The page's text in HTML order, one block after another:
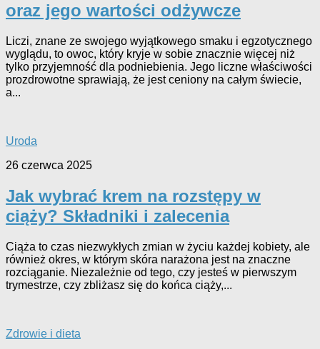
oraz jego wartości odżywcze
Liczi, znane ze swojego wyjątkowego smaku i egzotycznego
wyglądu, to owoc, który kryje w sobie znacznie więcej niż
tylko przyjemność dla podniebienia. Jego liczne właściwości
prozdrowotne sprawiają, że jest ceniony na całym świecie,
a...
Uroda
26 czerwca 2025
Jak wybrać krem na rozstępy w
ciąży? Składniki i zalecenia
Ciąża to czas niezwykłych zmian w życiu każdej kobiety, ale
również okres, w którym skóra narażona jest na znaczne
rozciąganie. Niezależnie od tego, czy jesteś w pierwszym
trymestrze, czy zbliżasz się do końca ciąży,...
Zdrowie i dieta